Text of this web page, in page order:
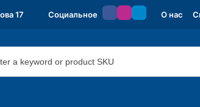
17 Социальное О нас